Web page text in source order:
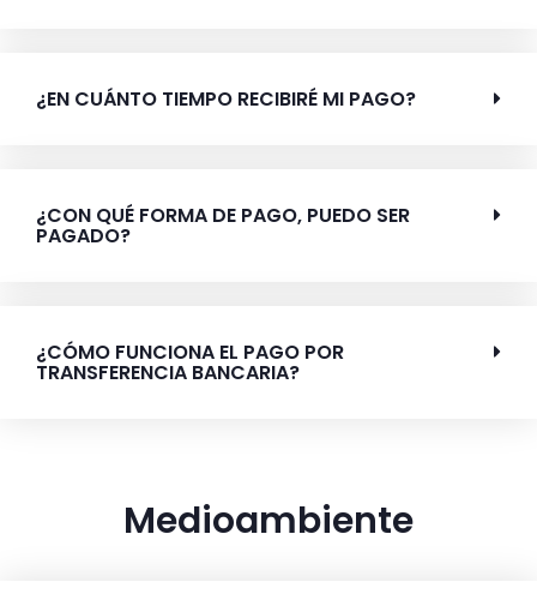
¿EN CUÁNTO TIEMPO RECIBIRÉ MI PAGO?
¿CON QUÉ FORMA DE PAGO, PUEDO SER
PAGADO?
¿CÓMO FUNCIONA EL PAGO POR
TRANSFERENCIA BANCARIA?
Medioambiente